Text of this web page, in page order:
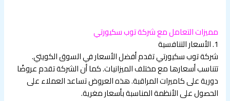
مميزات التعامل مع شركة توب سكيورتي
1. الأسعار التنافسية
شركة توب سكيورتي تقدم أفضل الأسعار في السوق الكويتي.
تتناسب أسعارها مع مختلف الميزانيات. كما أن الشركة تقدم عروضًا
دورية على كاميرات المراقبة. هذه العروض تساعد العملاء على
الحصول على الأنظمة المناسبة بأسعار مغرية.